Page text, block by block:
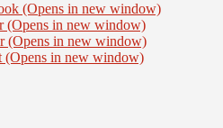
(Opens in new window)
(Opens in new window)
(Opens in new window)
(Opens in new window)